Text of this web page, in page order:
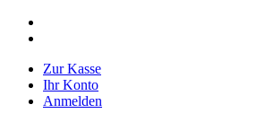
Zur Kasse
Ihr Konto
Anmelden